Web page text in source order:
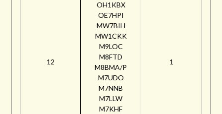
12
OH1KBX
OE7HPI
MW7BIH
MW1CKK
M9LOC
M8FTD
M8BMA/P
M7UDO
M7NNB
M7LLW
M7KHF
1